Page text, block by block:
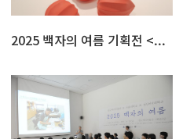
2025 백자의 여름 기획전 <...